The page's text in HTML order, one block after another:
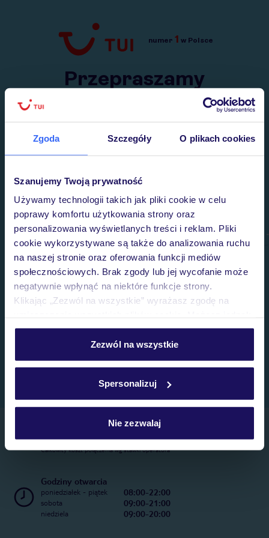
Zgoda Szczegóły O plikach cookies
Szanujemy Twoją prywatność
Używamy technologii takich jak pliki cookie w celu
poprawy komfortu użytkowania strony oraz
personalizowania wyświetlanych treści i reklam. Pliki
cookie wykorzystywane są także do analizowania ruchu
na naszej stronie oraz oferowania funkcji mediów
społecznościowych. Brak zgody lub jej wycofanie może
negatywnie wpłynąć na niektóre funkcje strony.
Klikając „Zezwól na wszystkie” wyrażasz zgodę na
personalizować swój wybór wchodząc w zakładkę
Szczegółowe informacje o plikach cookie znajdziesz
Zezwól na wszystkie
Spersonalizuj
Nie zezwalaj
Przejdź do TUI.pl
numer 1 w Polsce
Przepraszamy
Wysłaliśmy nasz serwis na krótkie wakacje.
Telefoniczne Centrum Rezerwacji
22 270 31 20
Całkowity koszt połączenia wg stawki operatora
Godziny otwarcia
poniedziałek - piątek 08:00-22:00
sobota 09:00-21:00
niedziela 09:00-20:00